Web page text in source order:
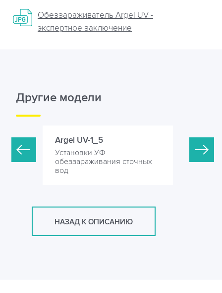
Обеззараживатель Argel UV -
экспертное заключение
Другие модели
Argel UV-1_5
Установки УФ
обеззараживания сточных
вод
Argel
НАЗАД К ОПИСАНИЮ